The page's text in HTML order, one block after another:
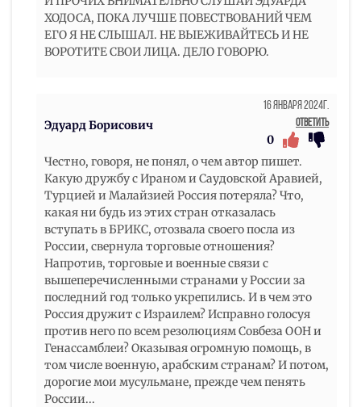
ХОДОСА, ПОКА ЛУЧШЕ ПОВЕСТВОВАНИЙ ЧЕМ
ЕГО Я НЕ СЛЫШАЛ. НЕ ВЫЕЖИВАЙТЕСЬ И НЕ
ВОРОТИТЕ СВОИ ЛИЦА. ДЕЛО ГОВОРЮ.
Эдуард Борисович
16 Января 2024г.
Ответить
0
Честно, говоря, не понял, о чем автор пишет.
Какую дружбу с Ираном и Саудовской Аравией,
Турцией и Малайзией Россия потеряла? Что,
какая ни будь из этих стран отказалась
вступать в БРИКС, отозвала своего посла из
России, свернула торговые отношения?
Напротив, торговые и военные связи с
вышеперечисленными странами у России за
последний год только укрепились. И в чем это
Россия дружит с Израилем? Исправно голосуя
против него по всем резолюциям Совбеза ООН и
Генассамблеи? Оказывая огромную помощь, в
том числе военную, арабским странам? И потом,
дорогие мои мусульмане, прежде чем пенять
России...